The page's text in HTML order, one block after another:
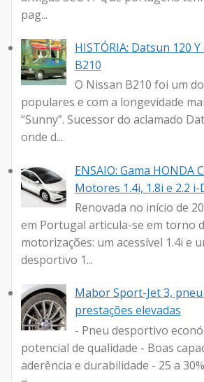
pag...
HISTÓRIA: Datsun 120
B210
O Nissan B210 foi um
populares e com a longevidade
“Sunny”. Sucessor do aclamado
onde d...
ENSAIO: Gama HONDA
Motores 1.4i, 1.8i e 2.2 i-
Renovada no início de
em Portugal articula-se em torno
motorizações: um acessível 1.4i e
desportivo 1...
Mabor Sport-Jet 3,
prestações elevadas
- Pneu desportivo
potencial de qualidade - Boas
aderência e durabilidade - 25 a